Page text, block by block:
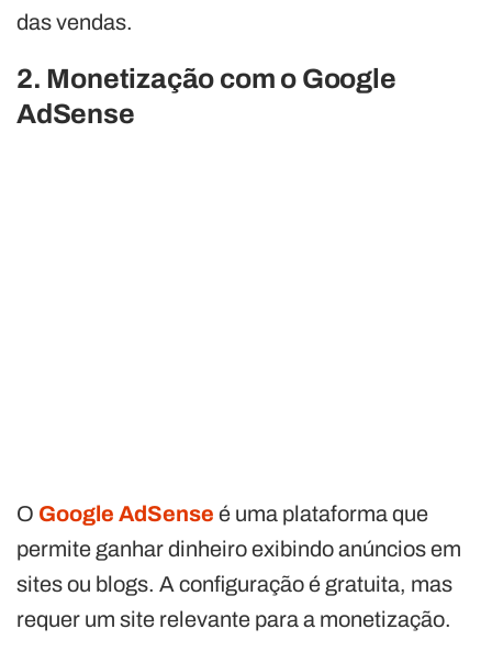
das vendas.
2. Monetização com o Google
AdSense
O Google AdSense é uma plataforma que
permite ganhar dinheiro exibindo anúncios em
sites ou blogs. A configuração é gratuita, mas
requer um site relevante para a monetização.